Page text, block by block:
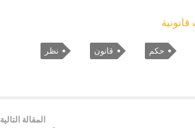
حكم قانون نظر
المقالة التالية